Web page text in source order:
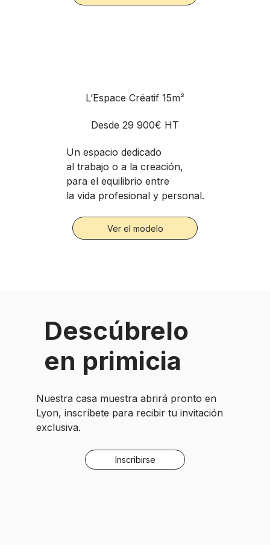
L’Espace Créatif 15m²
Ver el modelo
Desde 29 900€ HT
Un espacio dedicado
al trabajo o a la creación,
para el equilibrio entre
la vida profesional y personal.
Descúbrelo
en primicia
Nuestra casa muestra abrirá pronto en
Lyon, inscríbete para recibir tu invitación
exclusiva.
Inscribirse